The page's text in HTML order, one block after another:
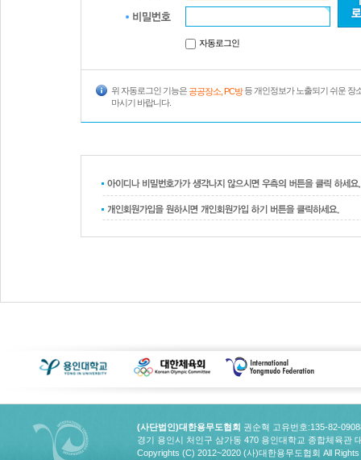
자동로그인
위 자동로그인 기능은공공장소, PC방등 개인정보가 노출되기 쉬운 장
마시기 바랍니다.
(사단법인)대한용무도협회 권순혁 고유번호:135-82-
경기 용인시 처인구 삼가동 470 용인대학교 종합체육관
Copyrights (C) 2012~2020 (사)대한용무도협회 All